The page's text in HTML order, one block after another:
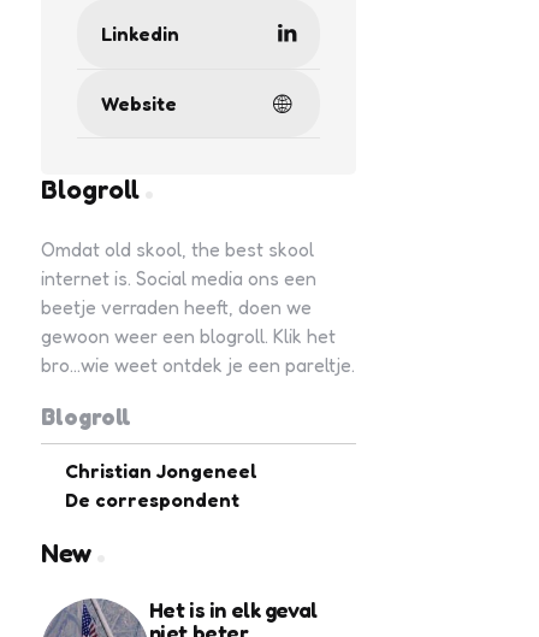
Linkedin
Website
Blogroll
Omdat old skool, the best skool
internet is. Social media ons een
beetje verraden heeft, doen we
gewoon weer een blogroll. Klik het
bro...wie weet ontdek je een pareltje.
Blogroll
Christian Jongeneel
De correspondent
New
Het is in elk geval